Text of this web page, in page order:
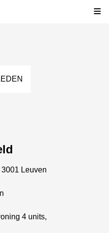
Leuven
4 units,